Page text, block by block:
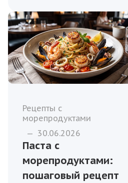
Рецепты с
морепродуктами
— 30.06.2026
Паста с
морепродуктами:
пошаговый рецепт